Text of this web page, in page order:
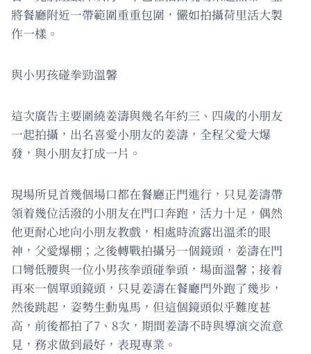
將餐廳附近一帶範圍重重包圍，儼如拍攝荷里活大製
作一樣。
與小男孩碰拳勁溫馨
這次廣告主要圍繞姜濤與幾名年約三、四歲的小朋友
一起拍攝，出名喜愛小朋友的姜濤，全程父愛大爆
發，與小朋友打成一片。
現場所見首幾個場口都在餐廳正門進行，只見姜濤帶
領着幾位活潑的小朋友在門口奔跑，活力十足，偶然
他更耐心地向小朋友教戲，相處時流露出溫柔的眼
神，父愛爆棚；之後轉戰拍攝另一個鏡頭，姜濤在門
口彎低腰與一位小男孩拳頭碰拳頭，場面溫馨；接着
再來一個單頭鏡頭，只見姜濤在餐廳門外跑了幾步，
然後跳起，姿勢生動鬼馬，但這個鏡頭似乎難度甚
高，前後都拍了7、8次，期間姜濤不時與導演交流意
見，務求做到最好，表現專業。